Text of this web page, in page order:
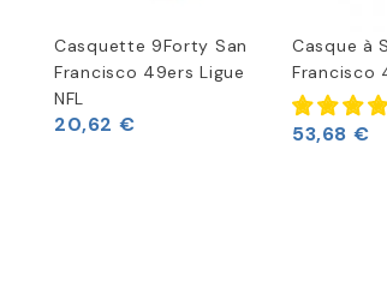
Casquette 9Forty San
Francisco 49ers Ligue
NFL
20,62 €
Casque à
Francisco
53,68 €